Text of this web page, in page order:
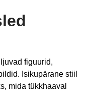
figuurid,
Isikupärane stiil
mida tükkhaaval